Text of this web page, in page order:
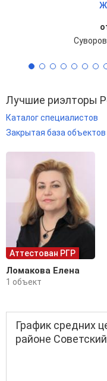
Лучшие риэлторы
Каталог специалистов
Закрытая база объектов
Аттестован РГР
Ломакова Елена
1 объект
График средних
районе